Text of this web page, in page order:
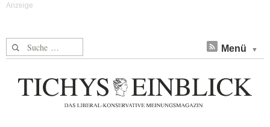
Suche nach: Menü